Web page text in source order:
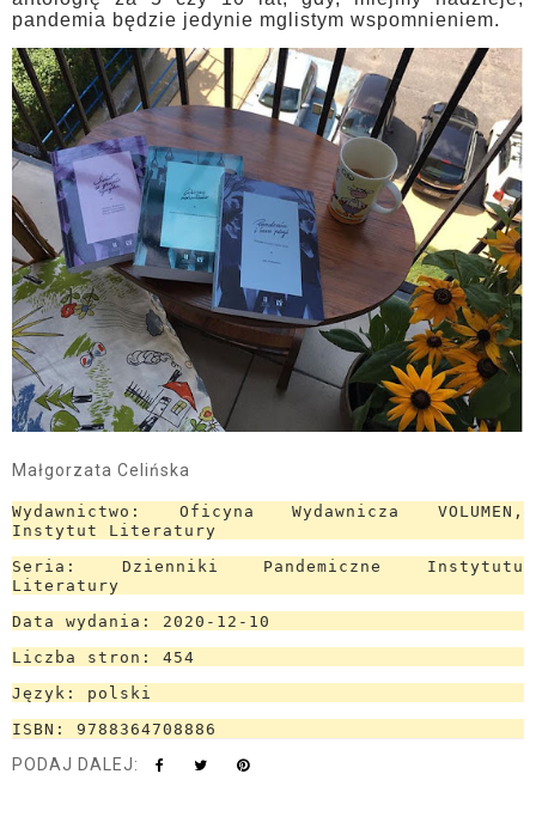
pandemia będzie jedynie mglistym wspomnieniem.
Małgorzata Celińska
Wydawnictwo: Oficyna Wydawnicza VOLUMEN,
Instytut Literatury
Seria: Dzienniki Pandemiczne Instytutu
Literatury
Data wydania: 2020-12-10
Liczba stron: 454
Język: polski
ISBN: 9788364708886
PODAJ DALEJ: